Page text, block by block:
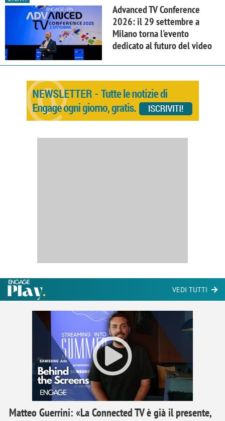
Advanced TV Conference
2026: il 29 settembre a
Milano torna l'evento
dedicato al futuro del video
VEDI TUTTI
Matteo Guerrini: «La Connected TV è già il presente,